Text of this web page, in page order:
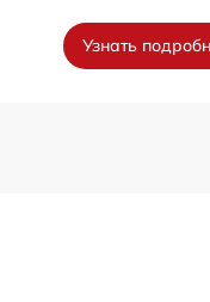
Узнать